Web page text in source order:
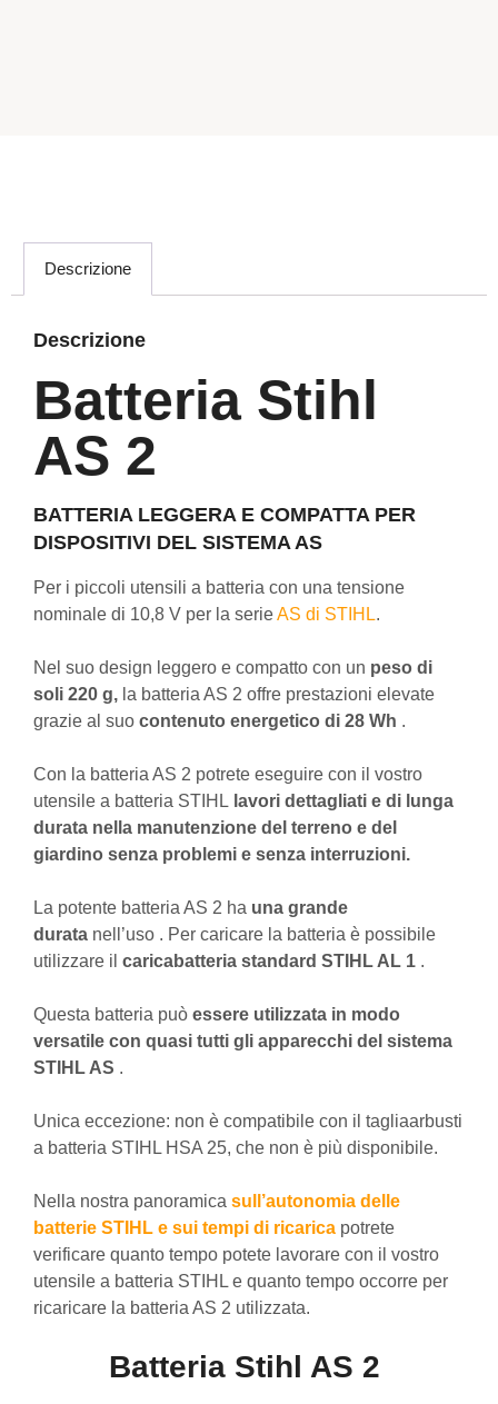
Descrizione
Descrizione
Batteria Stihl
AS 2
BATTERIA LEGGERA E COMPATTA PER
DISPOSITIVI DEL SISTEMA AS
Per i piccoli utensili a batteria con una tensione
nominale di 10,8 V per la serieAS di STIHL.
Nel suo design leggero e compatto con un peso di
soli 220 g, la batteria AS 2 offre prestazioni elevate
grazie al suo contenuto energetico di 28 Wh .
Con la batteria AS 2 potrete eseguire con il vostro
utensile a batteria STIHL lavori dettagliati e di lunga
durata nella manutenzione del terreno e del
giardino senza problemi e senza interruzioni.
La potente batteria AS 2 ha una grande
durata nell’uso . Per caricare la batteria è possibile
utilizzare il caricabatteria standard STIHL AL 1 .
Questa batteria può essere utilizzata in modo
versatile con quasi tutti gli apparecchi del sistema
STIHL AS .
Unica eccezione: non è compatibile con il tagliaarbusti
a batteria STIHL HSA 25, che non è più disponibile.
Nella nostra panoramica sull’autonomia delle
batterie STIHL e sui tempi di ricarica potrete
verificare quanto tempo potete lavorare con il vostro
utensile a batteria STIHL e quanto tempo occorre per
ricaricare la batteria AS 2 utilizzata.
Batteria Stihl AS 2